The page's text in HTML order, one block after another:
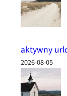
aktywny
2026-08-05